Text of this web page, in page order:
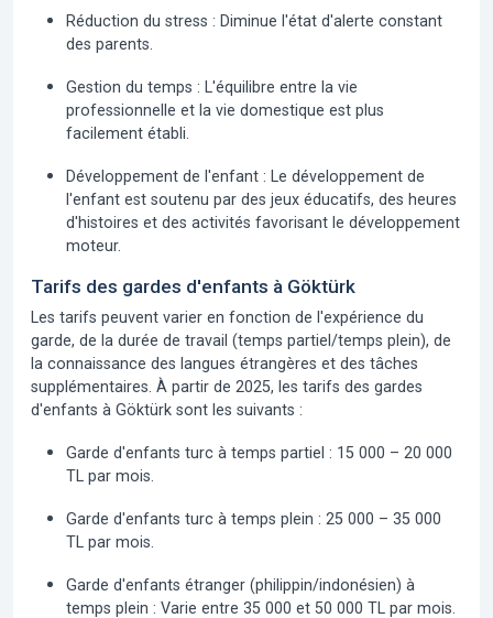
Réduction du stress : Diminue l'état d'alerte constant
des parents.
Gestion du temps : L'équilibre entre la vie
professionnelle et la vie domestique est plus
facilement établi.
Développement de l'enfant : Le développement de
l'enfant est soutenu par des jeux éducatifs, des heures
d'histoires et des activités favorisant le développement
moteur.
Tarifs des gardes d'enfants à Göktürk
Les tarifs peuvent varier en fonction de l'expérience du
garde, de la durée de travail (temps partiel/temps plein), de
la connaissance des langues étrangères et des tâches
supplémentaires. À partir de 2025, les tarifs des gardes
d'enfants à Göktürk sont les suivants :
Garde d'enfants turc à temps partiel : 15 000 – 20 000
TL par mois.
Garde d'enfants turc à temps plein : 25 000 – 35 000
TL par mois.
Garde d'enfants étranger (philippin/indonésien) à
temps plein : Varie entre 35 000 et 50 000 TL par mois.